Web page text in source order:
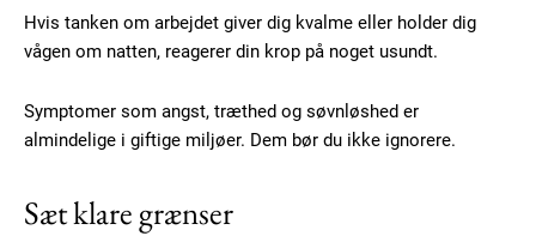
Hvis tanken om arbejdet giver dig kvalme eller holder dig
vågen om natten, reagerer din krop på noget usundt.
Symptomer som angst, træthed og søvnløshed er
almindelige i giftige miljøer. Dem bør du ikke ignorere.
Sæt klare grænser